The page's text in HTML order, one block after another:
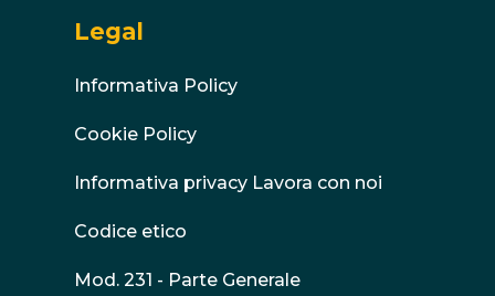
Legal
Informativa Policy
Cookie Policy
Informativa privacy Lavora con noi
Codice etico
Mod. 231 - Parte Generale